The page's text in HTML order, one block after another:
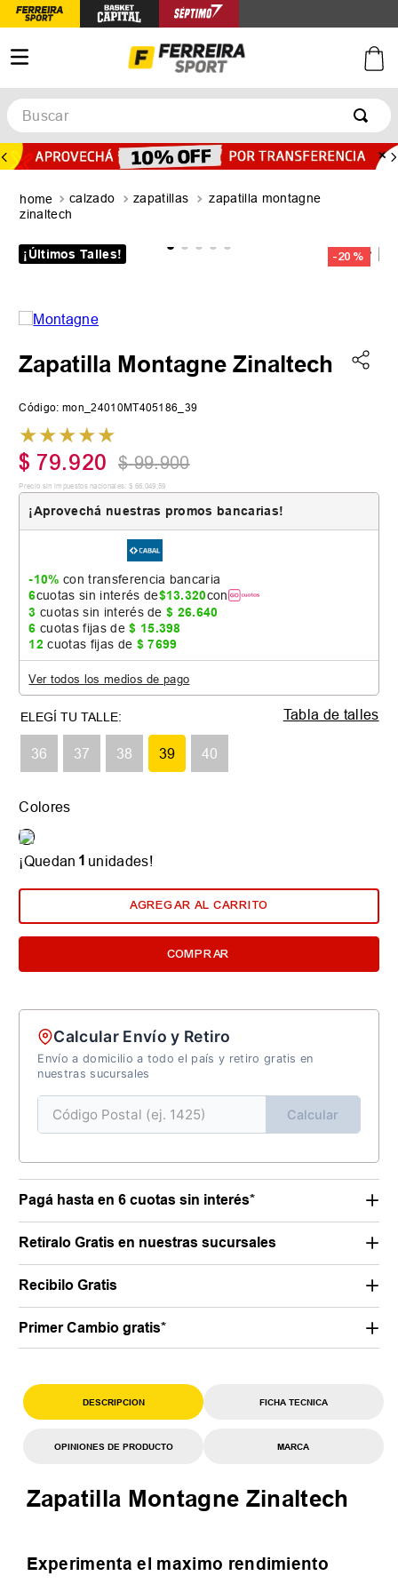
Buscar
TÉRMINOS MÁS BUSCADOS
2.
zapatillas
calzado zapatillas
zapatilla montagne
zinaltech
¡Últimos Talles! -20 %
Zapatilla Montagne Zinaltech
Código: mon_24010MT405186_39
★★★★★
$ 79.920 $ 99.900
Precio sin impuestos nacionales: $ 66 049 59
¡Aprovechá nuestras promos bancarias!
-10% con transferencia bancaria
6cuotas sin interés de$13.320con
3 cuotas sin interés de$ 26.640
6 cuotas fijas de$ 15.398
12 cuotas fijas de $ 7699
Ver todos los medios de pago
36 37 38 39 40
Tabla de talles
Colores
¡Quedan 1 unidades!
AGREGAR AL CARRITO
COMPRAR
Calcular Envío y Retiro
Envío a domicilio a todo el país y retiro gratis en
nuestras sucursales
Calcular
Pagá hasta en 6 cuotas sin interés*
Retiralo Gratis en nuestras sucursales
Recibilo Gratis
Primer Cambio gratis*
DESCRIPCION FICHA TECNICA
OPINIONES DE PRODUCTO MARCA
Zapatilla Montagne Zinaltech
Experimenta el maximo rendimiento